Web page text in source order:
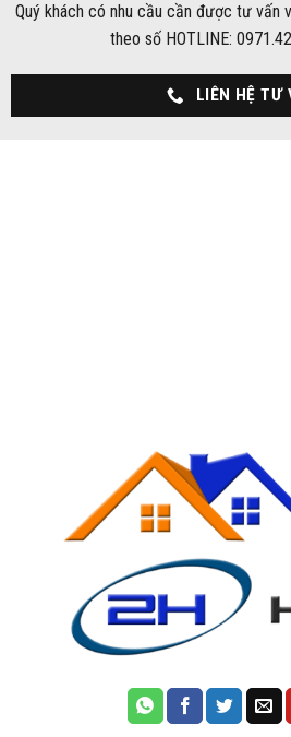
Quý khách có nhu cầu cần được tư vấn
theo số HOTLINE:
LIÊN HỆ TƯ